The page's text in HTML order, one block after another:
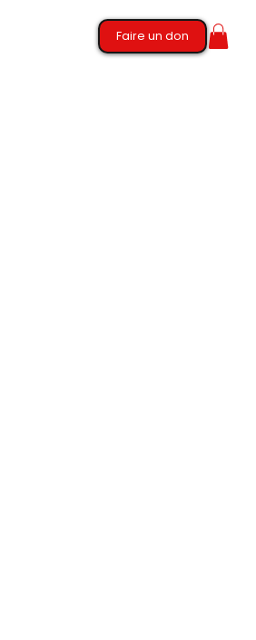
Faire un don